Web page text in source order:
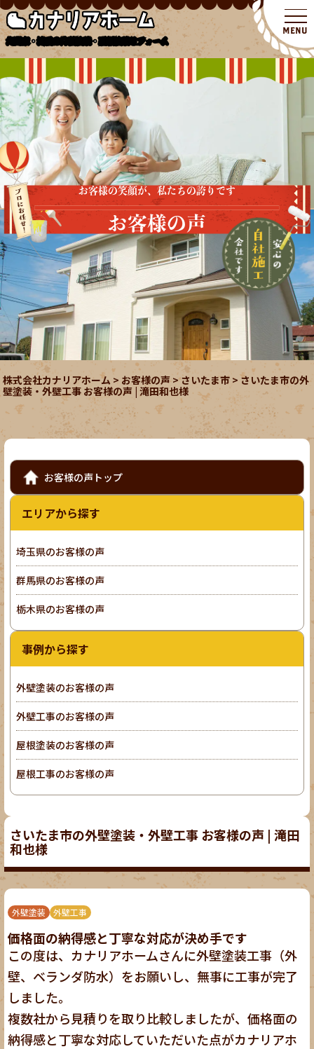
北関東・埼玉の外壁塗装・屋根塗装リフォーム
お客様の笑顔が、私たちの誇りです
お客様の声
株式会社カナリアホーム > お客様の声 >さいたま市 >さいたま市の外
壁塗装・外壁工事 お客様の声 | 滝田和也様
さいたま市の外壁塗装・外壁工事 お客様の声 | 滝田
和也様
外壁塗装 外壁工事
価格面の納得感と丁寧な対応が決め手です
この度は、カナリアホームさんに外壁塗装工事（外
壁、ベランダ防水）をお願いし、無事に工事が完了
しました。
複数社から見積りを取り比較しましたが、価格面の
納得感と丁寧な対応していただいた点がカナリアホ
お客様の声トップ
エリアから探す
埼玉県のお客様の声
群馬県のお客様の声
栃木県のお客様の声
事例から探す
外壁塗装のお客様の声
外壁工事のお客様の声
屋根塗装のお客様の声
屋根工事のお客様の声